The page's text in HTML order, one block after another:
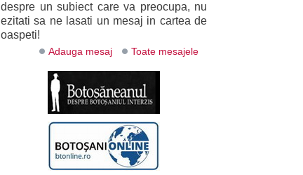
despre un subiect care va preocupa, nu
ezitati sa ne lasati un mesaj in cartea de
oaspeti!
Adauga mesaj Toate mesajele